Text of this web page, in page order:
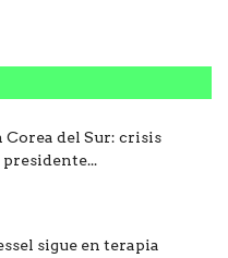
Corea del Sur: crisis
sigue en terapia